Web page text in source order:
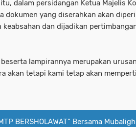
dalam persidangan Ketua Majelis
dokumen yang diserahkan akan
keabsahan dan dijadikan
beserta lampirannya merupakan
akan tetapi kami tetap akan
BERSHOLAWAT” Bersama